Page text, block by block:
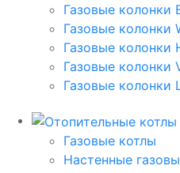
Газовые колонки
Газовые колонки
Газовые колонки
Газовые колонки
Газовые колонки
Газовые котлы
Настенные